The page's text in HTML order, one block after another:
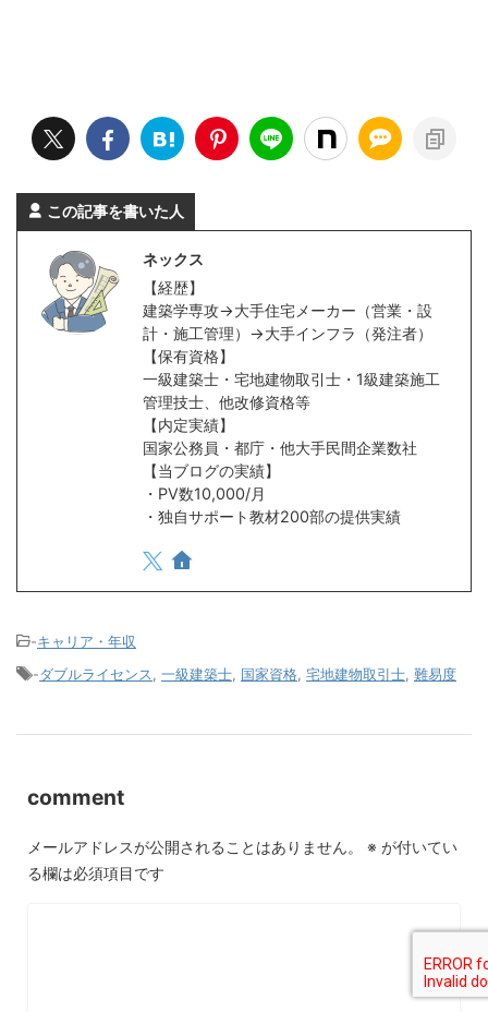
この記事を書いた人
ネックス
【経歴】
建築学専攻→大手住宅メーカー（営業・設
計・施工管理）→大手インフラ（発注者）
【保有資格】
一級建築士・宅地建物取引士・1級建築施工
管理技士、他改修資格等
【内定実績】
国家公務員・都庁・他大手民間企業数社
【当ブログの実績】
・PV数10,000/月
・独自サポート教材200部の提供実績
-キャリア・年収
-ダブルライセンス 一級建築士 国家資格 宅地建物取引士 難易度
comment
メールアドレスが公開されることはありません。 ※ が付いてい
る欄は必須項目です